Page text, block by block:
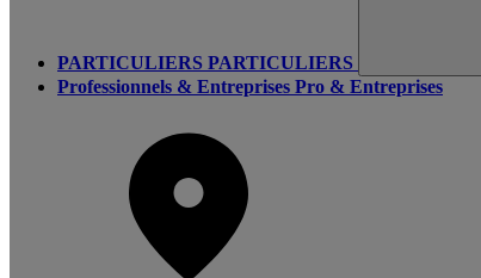
PARTICULIERS PARTICULIERS
Professionnels & Entreprises Pro & Entreprises